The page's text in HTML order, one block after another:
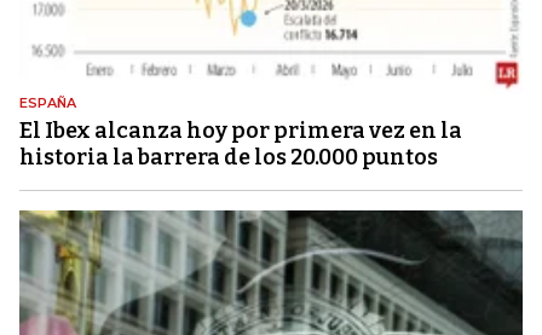
ESPAÑA
El Ibex alcanza hoy por primera vez en la
historia la barrera de los 20.000 puntos